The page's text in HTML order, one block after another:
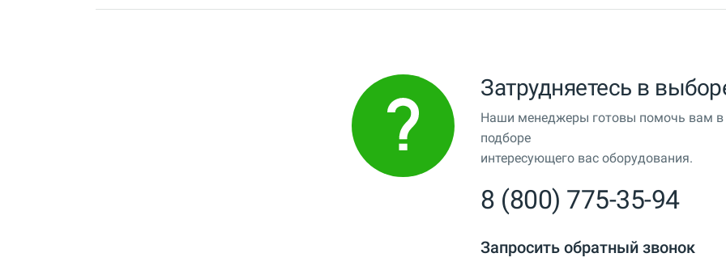
Затрудняетесь в
Наши менеджеры готовы помочь вам в
подборе
интересующего вас оборудования.
8 (800) 775-35-94
Запросить обратный звонок